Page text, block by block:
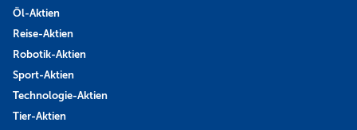
Öl-Aktien
Reise-Aktien
Robotik-Aktien
Sport-Aktien
Technologie-Aktien
Tier-Aktien